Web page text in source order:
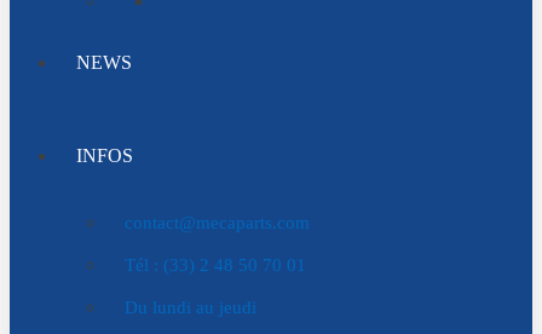
NEWS
INFOS
contact@mecaparts.com
Tél : (33) 2 48 50 70 01
Du lundi au jeudi